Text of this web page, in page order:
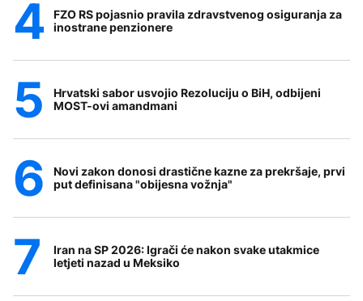
FZO RS pojasnio pravila zdravstvenog osiguranja za
inostrane penzionere
Hrvatski sabor usvojio Rezoluciju o BiH, odbijeni
MOST-ovi amandmani
Novi zakon donosi drastične kazne za prekršaje, prvi
put definisana "obijesna vožnja"
Iran na SP 2026: Igrači će nakon svake utakmice
letjeti nazad u Meksiko